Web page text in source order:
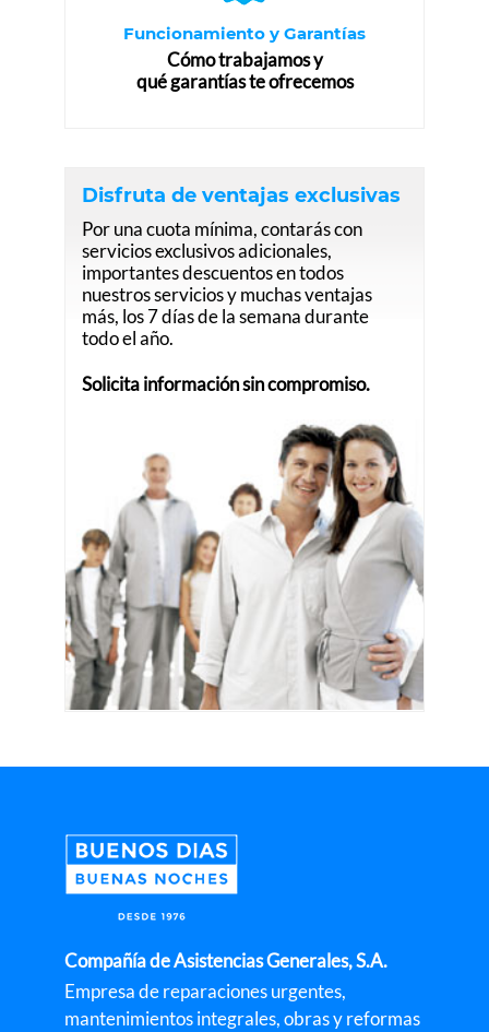
Funcionamiento y Garantías
Cómo trabajamos y
qué garantías te ofrecemos
Disfruta de ventajas exclusivas
Por una cuota mínima, contarás con
servicios exclusivos adicionales,
importantes descuentos en todos
nuestros servicios y muchas ventajas
más, los 7 días de la semana durante
todo el año.
Solicita información sin compromiso.
Compañía de Asistencias Generales, S.A.
Empresa de reparaciones urgentes,
mantenimientos integrales, obras y reformas